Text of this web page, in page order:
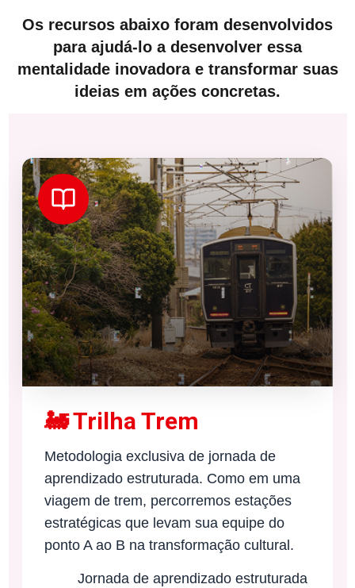
Os recursos abaixo foram desenvolvidos
para ajudá-lo a desenvolver essa
mentalidade inovadora e transformar suas
ideias em ações concretas.
🚂 Trilha Trem
Metodologia exclusiva de jornada de
aprendizado estruturada. Como em uma
viagem de trem, percorremos estações
estratégicas que levam sua equipe do
ponto A ao B na transformação cultural.
Jornada de aprendizado estruturada